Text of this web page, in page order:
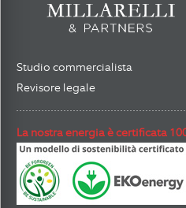
Studio commercialista
Revisore legale
La nostra energia è certificata